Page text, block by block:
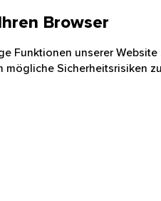
Browser
Funktionen unserer
mögliche Sicherheitsrisiken